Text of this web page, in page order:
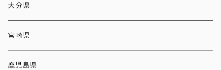
大分県
宮崎県
鹿児島県